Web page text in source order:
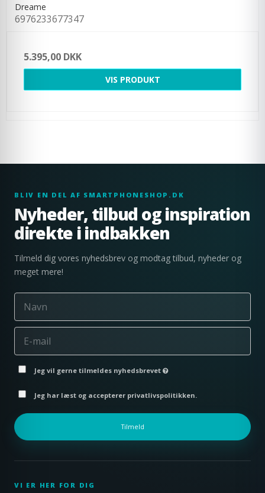
Dreame
6976233677347
5.395,00 DKK
VIS PRODUKT
BLIV EN DEL AF SMARTPHONESHOP.DK
Nyheder, tilbud og inspiration
direkte i indbakken
Tilmeld dig vores nyhedsbrev og modtag tilbud, nyheder og
meget mere!
Jeg vil gerne tilmeldes nyhedsbrevet
Jeg har læst og accepterer privatlivspolitikken.
Tilmeld
VI ER HER FOR DIG